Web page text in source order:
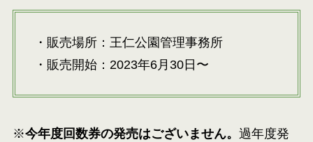
・販売場所：王仁公園管理事務所
・販売開始：2023年6月30日〜
※今年度回数券の発売はございません。 過年度発